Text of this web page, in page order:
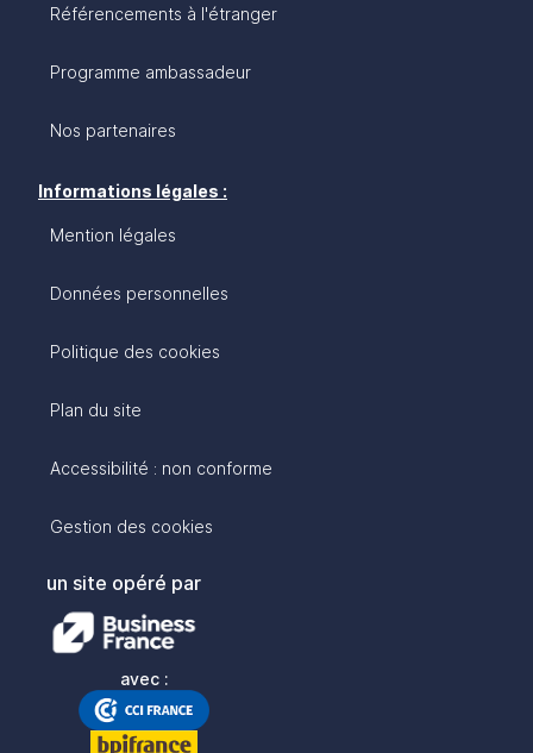
Référencements à l'étranger
Programme ambassadeur
Nos partenaires
Informations légales :
Mention légales
Données personnelles
Politique des cookies
Plan du site
Accessibilité : non conforme
Gestion des cookies
un site opéré par
avec :